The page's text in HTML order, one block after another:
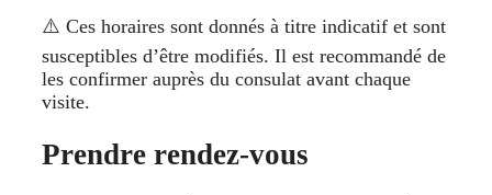
⚠️ Ces horaires sont donnés à titre indicatif et sont
susceptibles d’être modifiés. Il est recommandé de
les confirmer auprès du consulat avant chaque
visite.
Prendre rendez-vous